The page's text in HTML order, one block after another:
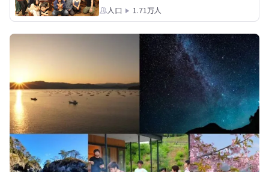
人口 1.71万人